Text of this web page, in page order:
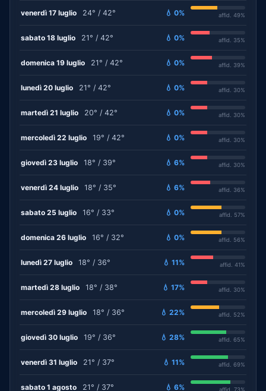
venerdì 17 luglio 24° / 42° 💧 0% affid. 49%
sabato 18 luglio 21° / 42° 💧 0% affid. 35%
domenica 19 luglio 21° / 42° 💧 0% affid. 39%
lunedì 20 luglio 21° / 42° 💧 0% affid. 30%
martedì 21 luglio 20° / 42° 💧 0% affid. 30%
mercoledì 22 luglio 19° / 42° 💧 0% affid. 30%
giovedì 23 luglio 18° / 39° 💧 6% affid. 30%
venerdì 24 luglio 18° / 35° 💧 6% affid. 36%
sabato 25 luglio 16° / 33° 💧 0% affid. 57%
domenica 26 luglio 16° / 32° 💧 0% affid. 56%
lunedì 27 luglio 18° / 36° 💧 11% affid. 41%
martedì 28 luglio 18° / 38° 💧 17% affid. 30%
mercoledì 29 luglio 18° / 36° 💧 22% affid. 52%
giovedì 30 luglio 19° / 36° 💧 28% affid. 65%
venerdì 31 luglio 21° / 37° 💧 11% affid. 69%
sabato 1 agosto 21° / 37° 💧 6% affid. 73%